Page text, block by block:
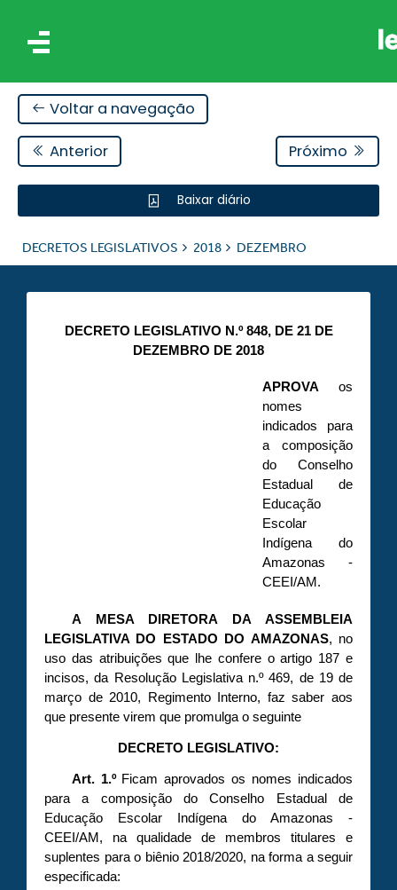
Voltar a navegação
Anterior Próximo
Baixar diário
DECRETOS LEGISLATIVOS 2018 DEZEMBRO
DECRETO LEGISLATIVO N.º 848, DE 21 DE
DEZEMBRO DE 2018
APROVAos
nomes
indicados para
a composição
do Conselho
Estadual de
Educação
Escolar
Indígena do
Amazonas -
CEEI/AM.
A MESA DIRETORA DA ASSEMBLEIA
LEGISLATIVA DO ESTADO DO AMAZONAS, no
uso das atribuições que lhe confere o artigo 187 e
incisos, da Resolução Legislativa n.º 469, de 19 de
março de 2010, Regimento Interno, faz saber aos
que presente virem que promulga o seguinte
DECRETO LEGISLATIVO:
Art. 1.ºFicam aprovados os nomes indicados
para a composição do Conselho Estadual de
Educação Escolar Indígena do Amazonas -
CEEI/AM, na qualidade de membros titulares e
suplentes para o biênio 2018/2020, na forma a seguir
especificada: